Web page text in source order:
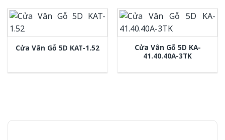
Cửa Vân Gỗ 5D KAT-1.52
Cửa Vân Gỗ 5D KA-
41.40.40A-3TK